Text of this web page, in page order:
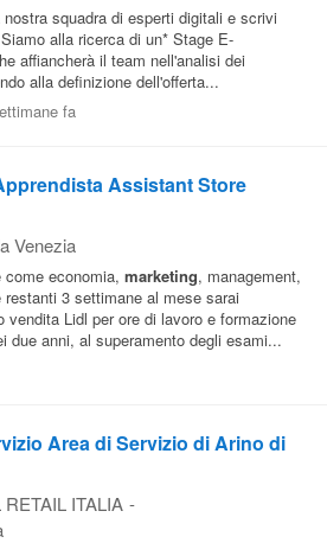
squadra di esperti digitali e scrivi
alla ricerca di un* Stage E-
affiancherà il team nell'analisi dei
alla definizione dell'offerta...
fa
Assistant Store
Venezia
come economia, marketing, management,
3 settimane al mese sarai
vendita Lidl per ore di lavoro e formazione
anni, al superamento degli esami...
Area di Servizio di Arino di
ITALIA -